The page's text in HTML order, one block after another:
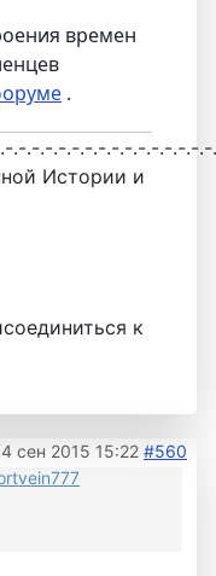
времен
.
.-.-.-.-.-.-.-.-.-.-.-.-.-.-
Истории и
к
сен 2015 15:22 #560